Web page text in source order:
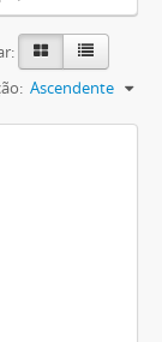
Ascendente